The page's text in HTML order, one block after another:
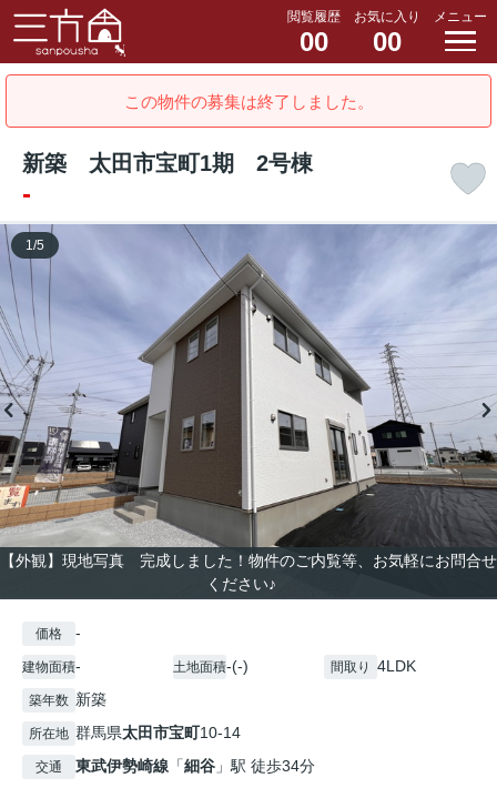
閲覧履歴
00
お気に入り
00
メニュー
この物件の募集は終了しました。
新築 太田市宝町1期 2号棟
-
【外観】現地写真 完成しました！物件のご内覧等、お気軽にお問合せ
ください♪
1/5
価格 -
建物面積- 土地面積-(-) 間取り 4LDK
築年数 新築
所在地 群馬県太田市宝町10-14
交通 東武伊勢崎線 「細谷 」駅 徒歩34分